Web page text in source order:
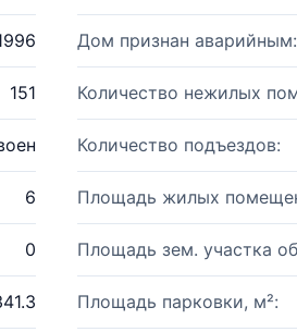
Дом признан аварийным:
151 Количество нежилых
Количество подъездов:
6 Площадь жилых
0 Площадь зем. участка
Площадь парковки, м²: